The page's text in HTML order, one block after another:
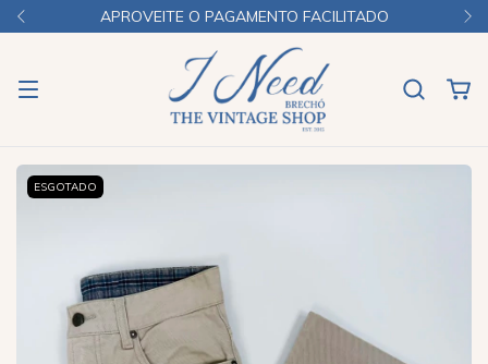
APROVEITE O PAGAMENTO FACILITADO
ESGOTADO